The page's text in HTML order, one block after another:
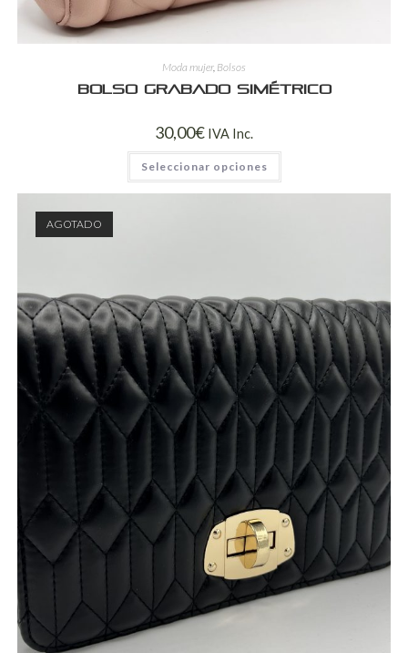
Moda mujer, Bolsos
Bolso grabado simétrico
30,00€ IVA Inc.
Seleccionar opciones
AGOTADO